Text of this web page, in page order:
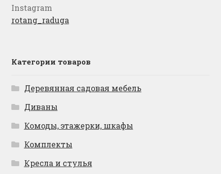
Instagram
rotang_raduga
Категории товаров
Деревянная садовая мебель
Диваны
Комоды, этажерки, шкафы
Комплекты
Кресла и стулья